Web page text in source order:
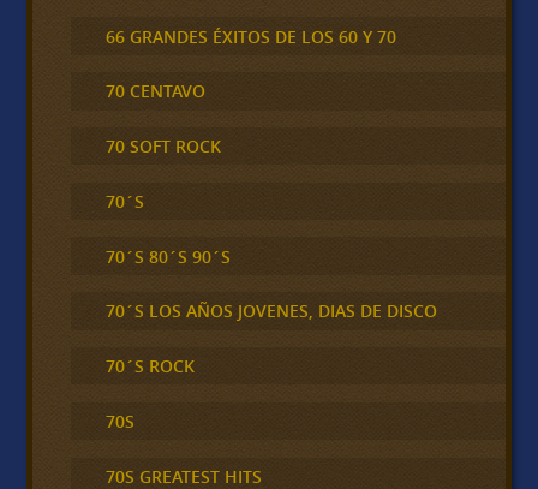
66 GRANDES ÉXITOS DE LOS 60 Y 70
70 CENTAVO
70 SOFT ROCK
70´S
70´S 80´S 90´S
70´S LOS AÑOS JOVENES, DIAS DE DISCO
70´S ROCK
70S
70S GREATEST HITS